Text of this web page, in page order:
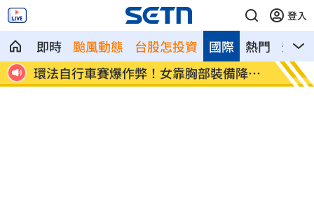
登入
即時 颱風動態 台股怎投資 熱門 影音
國際
他
環法自行車賽爆作弊！女靠胸部裝備降風
阻
學霸